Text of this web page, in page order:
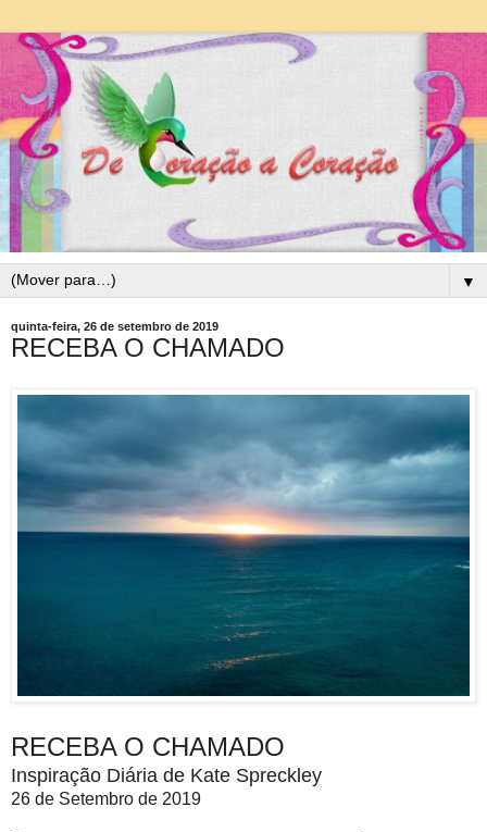
▼
quinta-feira, 26 de setembro de 2019
RECEBA O CHAMADO
RECEBA O CHAMADO
Inspiração Diária de Kate Spreckley
26 de Setembro de 2019